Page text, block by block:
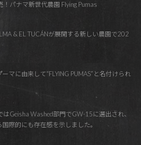
パナマ新世代農園 Flying Pumas
& EL TUCÁNが展開する新しい農園で202
マに由来して“FLYING PUMAS”と名付けられ
はGeisha Washed部門でGW-15に選出され、
際的にも存在感を示しました。